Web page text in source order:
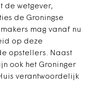
de wetgever,
de Groningse
mag vanaf nu
op deze
opstellers. Naast
ook het Groninger
verantwoordelijk